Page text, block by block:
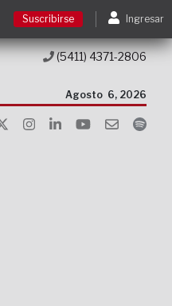
Suscribirse
Ingresar
Suscribirse Ingresar
Agosto 6, 2026
(5411) 4371-2806